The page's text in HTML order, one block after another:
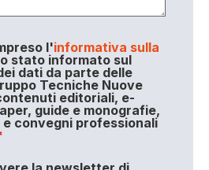
l'informativa sulla
stato informato sul
dati da parte delle
Tecniche Nuove
editoriali, e-
guide e monografie,
convegni professionali